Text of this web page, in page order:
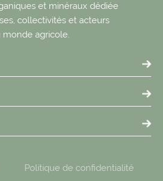
et minéraux dédiée
collectivités et acteurs
monde agricole.
Politique de confidentialité